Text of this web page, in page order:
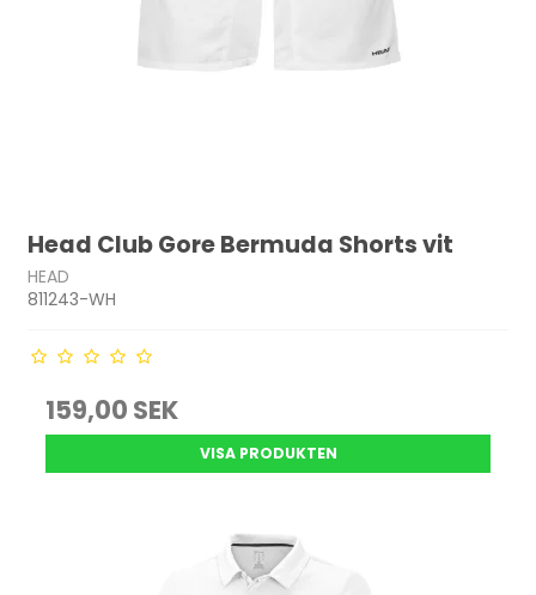
Head Club Gore Bermuda Shorts vit
HEAD
811243-WH
159,00 SEK
VISA PRODUKTEN